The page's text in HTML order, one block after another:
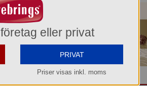
eller privat
PRIVAT
Priser visas inkl. moms